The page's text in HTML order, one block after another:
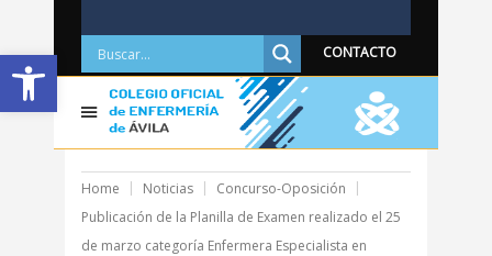
Abrir barra de herramientas CONTACTO
Home Noticias
Concurso-Oposición
Publicación de la Planilla de Examen realizado el 25
de marzo categoría Enfermera Especialista en